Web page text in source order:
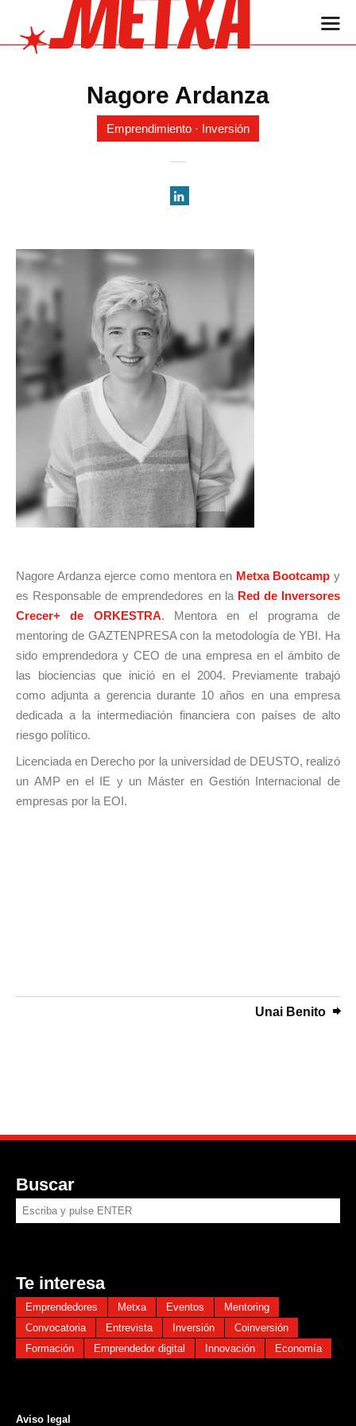
Nagore Ardanza
Emprendimiento · Inversión
Nagore Ardanza ejerce como mentora en Metxa Bootcamp y
es Responsable de emprendedores en la Red de Inversores
Crecer+ de ORKESTRA. Mentora en el programa de
mentoring de GAZTENPRESA con la metodología de YBI. Ha
sido emprendedora y CEO de una empresa en el ámbito de
las biociencias que inició en el 2004. Previamente trabajó
como adjunta a gerencia durante 10 años en una empresa
dedicada a la intermediación financiera con países de alto
riesgo político.
Licenciada en Derecho por la universidad de DEUSTO, realizó
un AMP en el IE y un Máster en Gestión Internacional de
empresas por la EOI.
Unai Benito
Buscar
Te interesa
Emprendedores Metxa Eventos
Mentoring
Convocatoria
Entrevista Inversión
Coinversión
Formación
Emprendedor digital Innovación Economía
Aviso legal